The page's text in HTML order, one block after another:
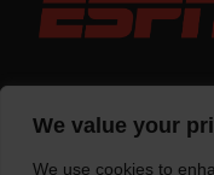
We value your
We use cookies to